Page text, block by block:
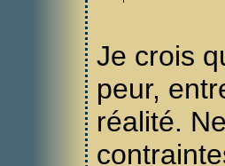
Je crois
peur,
réalité.